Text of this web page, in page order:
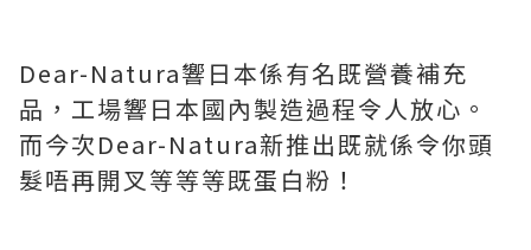
Dear-Natura響日本係有名既營養補充
品，工場響日本國內製造過程令人放心。
而今次Dear-Natura新推出既就係令你頭
髮唔再開叉等等等既蛋白粉！